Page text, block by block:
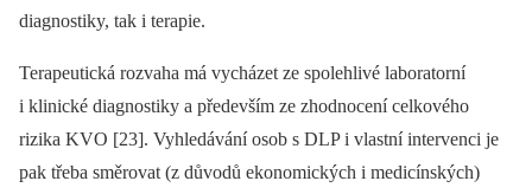
diagnostiky, tak i terapie.
Terapeutická rozvaha má vycházet ze spolehlivé laboratorní
i klinické diagnostiky a především ze zhodnocení celkového
rizika KVO [23]. Vyhledávání osob s DLP i vlastní intervenci je
pak třeba směrovat (z důvodů ekonomických i medicínských)